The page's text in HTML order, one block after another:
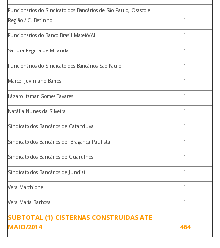
Funcionários do Sindicato dos Bancários de São Paulo, Osasco e
Região / C. Betinho
1
Funcionários do Banco Brasil-Maceió/AL 1
Sandra Regina de Miranda 1
Funcionários do Sindicato dos Bancários São Paulo 1
Marcel Juviniano Barros 1
Lázaro Itamar Gomes Tavares 1
Natália Nunes da Silveira 1
Sindicato dos Bancários de Catanduva 1
Sindicato dos Bancários de Bragança Paulista 1
Sindicato dos Bancários de Guarulhos 1
Sindicato dos Bancários de Jundiaí 1
Vera Marchione 1
Vera Maria Barbosa 1
SUBTOTAL (1) CISTERNAS CONSTRUIDAS ATE
MAIO/2014
464